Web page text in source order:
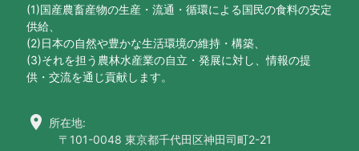
(1)国産農畜産物の生産・流通・循環による国民の食料の安定
供給、
(2)日本の自然や豊かな生活環境の維持・構築、
(3)それを担う農林水産業の自立・発展に対し、情報の提
供・交流を通じ貢献します。
location_on 所在地:
〒101-0048 東京都千代田区神田司町2-21